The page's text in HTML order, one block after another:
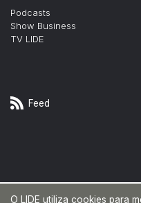
Podcasts
Show Business
TV LIDE
Feed
O LIDE utiliza cookies para